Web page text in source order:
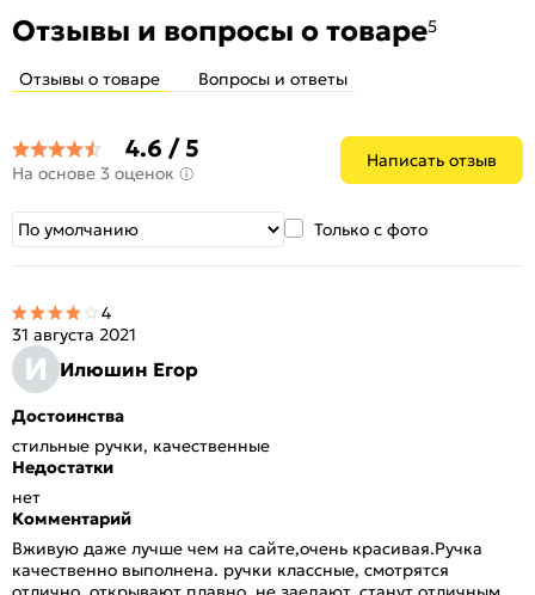
Отзывы и вопросы о товаре5
Отзывы о товаре Вопросы и ответы
4.6 / 5
На основе 3 оценок
Написать отзыв
Только с фото
И Илюшин Егор
31 августа 2021
4
Достоинства
стильные ручки, качественные
Недостатки
нет
Комментарий
Вживую даже лучше чем на сайте,очень красивая.Ручка
качественно выполнена. ручки классные, смотрятся